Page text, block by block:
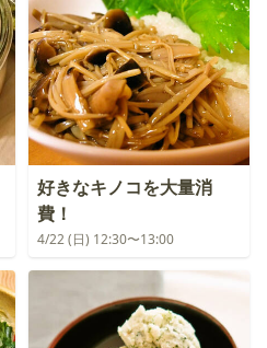
好きなキノコを大量消
費！
4/22 (日) 12:30〜13:00